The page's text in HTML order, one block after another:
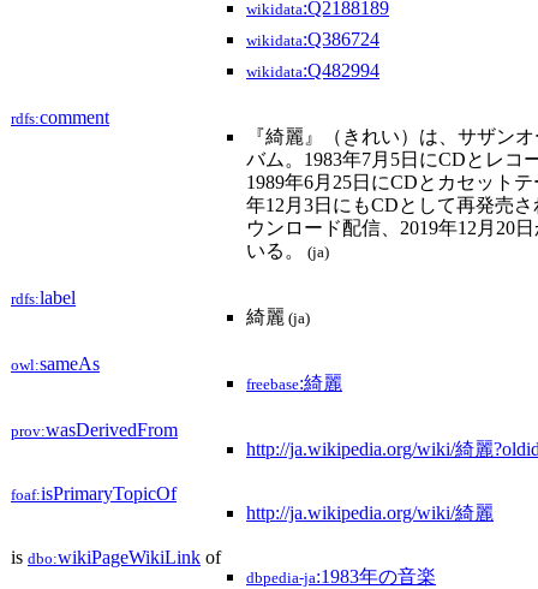
wikidata:Q2188189
wikidata:Q386724
wikidata:Q482994
rdfs:comment
『綺麗』（きれい）は、サザン
バム。1983年7月5日にCDとレコ
1989年6月25日にCDとカセット
年12月3日にもCDとして再発売
ウンロード配信、2019年12月20
いる。
(ja)
rdfs:label
綺麗 (ja)
owl:sameAs
freebase:綺麗
prov:wasDerivedFrom
http://ja.wikipedia.org/wiki/綺麗
foaf:isPrimaryTopicOf
http://ja.wikipedia.org/wiki/綺麗
is dbo:wikiPageWikiLink of
dbpedia-ja:1983年の音楽